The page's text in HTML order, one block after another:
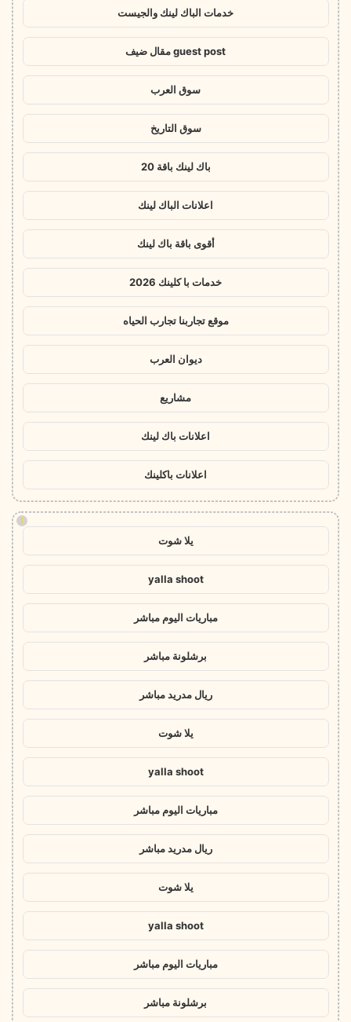
خدمات الباك لينك والجيست
guest post مقال ضيف
سوق العرب
سوق التاريخ
باك لينك باقة 20
اعلانات الباك لينك
أقوى باقة باك لينك
خدمات با كلينك 2026
موقع تجاربنا تجارب الحياه
ديوان العرب
مشاريع
اعلانات باك لينك
اعلانات باكلينك
!
يلا شوت
yalla shoot
مباريات اليوم مباشر
برشلونة مباشر
ريال مدريد مباشر
يلا شوت
yalla shoot
مباريات اليوم مباشر
ريال مدريد مباشر
يلا شوت
yalla shoot
مباريات اليوم مباشر
برشلونة مباشر